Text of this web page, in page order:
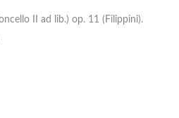
II ad lib.) op. 11 (Filippini).